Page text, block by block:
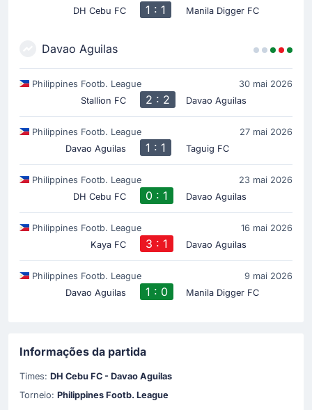
DH Cebu FC
1 : 1 Manila Digger FC
Davao Aguilas
Philippines Footb. League
30 mai 2026
Stallion FC
2 : 2 Davao Aguilas
Philippines Footb. League
27 mai 2026
Davao Aguilas
1 : 1 Taguig FC
Philippines Footb. League
23 mai 2026
DH Cebu FC
0 : 1 Davao Aguilas
Philippines Footb. League
16 mai 2026
Kaya FC
3 : 1 Davao Aguilas
Philippines Footb. League
9 mai 2026
Davao Aguilas
1 : 0 Manila Digger FC
Informações da partida
Times: DH Cebu FC - Davao Aguilas
Torneio: Philippines Footb. League